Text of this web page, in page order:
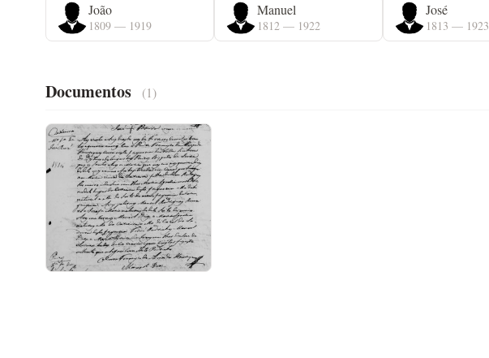
João
1809 — 1919
Manuel
1812 — 1922
José
1813 — 1923
Documentos (1)